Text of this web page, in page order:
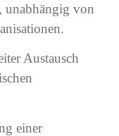
unabhängig von
Austausch
einer